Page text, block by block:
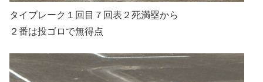
タイブレーク１回目７回表２死満塁から
２番は投ゴロで無得点